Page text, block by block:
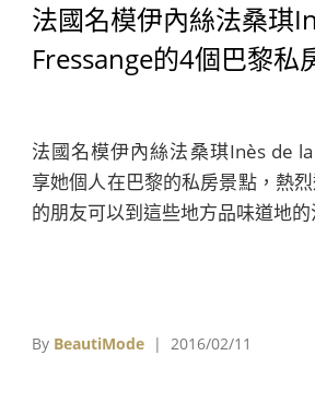
法國名模伊內絲法桑琪
Fressange的4個巴黎私
法國名模伊內絲法桑琪Inès de
享她個人在巴黎的私房景點，熱
的朋友可以到這些地方品味道地的
By BeautiMode | 2016/02/11